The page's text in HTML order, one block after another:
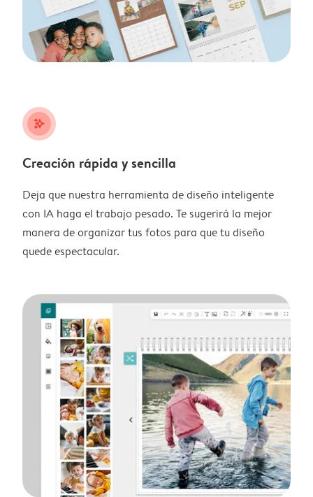
stars_plus
Creación rápida y sencilla
Deja que nuestra herramienta de diseño inteligente
con IA haga el trabajo pesado. Te sugerirá la mejor
manera de organizar tus fotos para que tu diseño
quede espectacular.